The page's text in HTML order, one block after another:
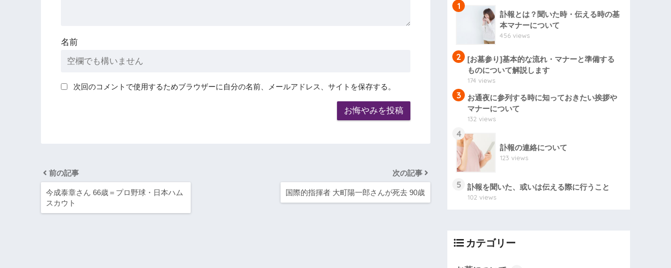
名前
次回のコメントで使用するためブラウザーに自分の名前、メールアドレス、サイトを保存する。
前の記事
今成泰章さん 66歳＝プロ野球・日本ハム
スカウト
次の記事
国際的指揮者 大町陽一郎さんが死去 90歳
1
訃報とは？聞いた時・伝える時の基
本マナーについて
456 views
2
[お墓参り]基本的な流れ・マナーと準備する
ものについて解説します
174 views
3
お通夜に参列する時に知っておきたい挨拶や
マナーについて
132 views
4
訃報の連絡について
123 views
5 訃報を聞いた、或いは伝える際に行うこと
102 views
カテゴリー